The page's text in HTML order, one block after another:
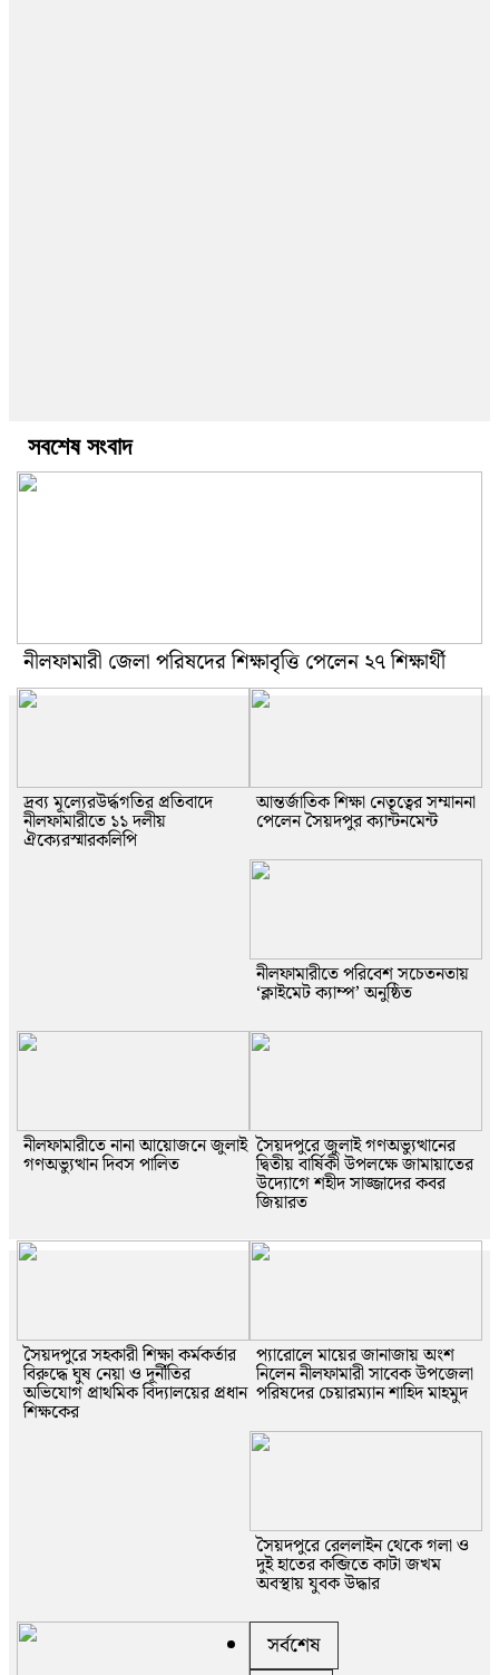
সবশেষ সংবাদ
নীলফামারী জেলা পরিষদের শিক্ষাবৃত্তি পেলেন ২৭ শিক্ষার্থী
দ্রব্য মূল্যেরউর্দ্ধগতির প্রতিবাদে
নীলফামারীতে ১১ দলীয়
ঐক্যেরস্মারকলিপি
আন্তর্জাতিক শিক্ষা নেতৃত্বের সম্মাননা
পেলেন সৈয়দপুর ক্যান্টনমেন্ট
নীলফামারীতে পরিবেশ সচেতনতায়
‘ক্লাইমেট ক্যাম্প’ অনুষ্ঠিত
নীলফামারীতে নানা আয়োজনে জুলাই
গণঅভ্যুত্থান দিবস পালিত
সৈয়দপুরে জুলাই গণঅভ্যুত্থানের
দ্বিতীয় বার্ষিকী উপলক্ষে জামায়াতের
উদ্যোগে শহীদ সাজ্জাদের কবর
জিয়ারত
সৈয়দপুরে সহকারী শিক্ষা কর্মকর্তার
বিরুদ্ধে ঘুষ নেয়া ও দূর্নীতির
অভিযোগ প্রাথমিক বিদ্যালয়ের প্রধান
শিক্ষকের
প্যারোলে মায়ের জানাজায় অংশ
নিলেন নীলফামারী সাবেক উপজেলা
পরিষদের চেয়ারম্যান শাহিদ মাহমুদ
সৈয়দপুরে রেললাইন থেকে গলা ও
দুই হাতের কব্জিতে কাটা জখম
অবস্থায় যুবক উদ্ধার
সর্বশেষ